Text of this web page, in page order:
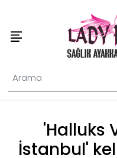
'Halluks
İstanbul'